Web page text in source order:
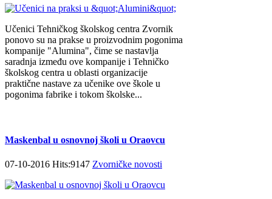
Učenici Tehničkog školskog centra Zvornik
ponovo su na prakse u proizvodnim pogonima
kompanije "Alumina", čime se nastavlja
saradnja između ove kompanije i Tehničko
školskog centra u oblasti organizacije
praktične nastave za učenike ove škole u
pogonima fabrike i tokom školske...
Maskenbal u osnovnoj školi u Oraovcu
07-10-2016 Hits:9147 Zvorničke novosti